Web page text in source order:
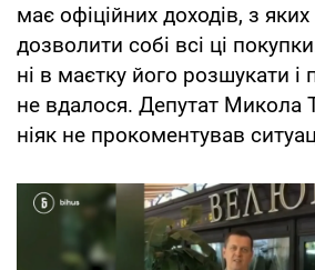
має офіційних доходів, з яких
дозволити собі всі ці
ні в маєтку його розшукати і
не вдалося. Депутат Микола
ніяк не прокоментував